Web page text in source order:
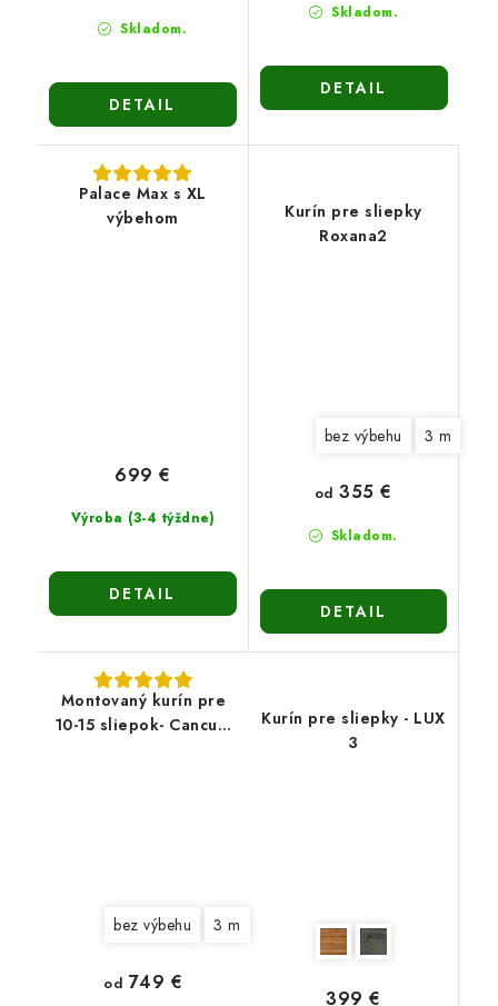
Skladom.
DETAIL
Skladom.
DETAIL
Palace Max s XL
výbehom
Výroba (3-4 týždne)
699 €
DETAIL
Kurín pre sliepky
Roxana2
bez výbehu 3 m
Skladom.
od 355 €
DETAIL
Montovaný kurín pre
10-15 sliepok- Cancum
bez výbehu 3 m
od 749 €
Kurín pre sliepky - LUX
3
399 €